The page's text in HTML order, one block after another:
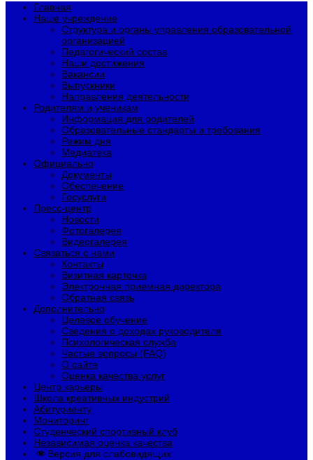
Главная
Наше учреждение
Структура и органы управления образовательной
организацией
Педагогический состав
Наши достижения
Вакансии
Выпускники
Направления деятельности
Родителям и ученикам
Информация для родителей
Образовательные стандарты и требования
Режим дня
Медиатека
Официально
Документы
Обеспечение
Госуслуги
Пресс-центр
Новости
Фотогалерея
Видеогалерея
Связаться с нами
Контакты
Визитная карточка
Электронная приемная директора
Обратная связь
Дополнительно
Целевое обучение
Сведения о доходах руководителя
Психологическая служба
Частые вопросы (FAQ)
О сайте
Оценка качества услуг
Центр карьеры
Школа креативных индустрий
Абитуриенту
Мониторинг
Студенческий спортивный клуб
Независимая оценка качества
Версия для слабовидящих